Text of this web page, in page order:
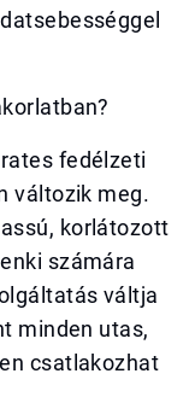
fedélzeti
változik meg.
korlátozott
számára
váltja
minden utas,
csatlakozhat